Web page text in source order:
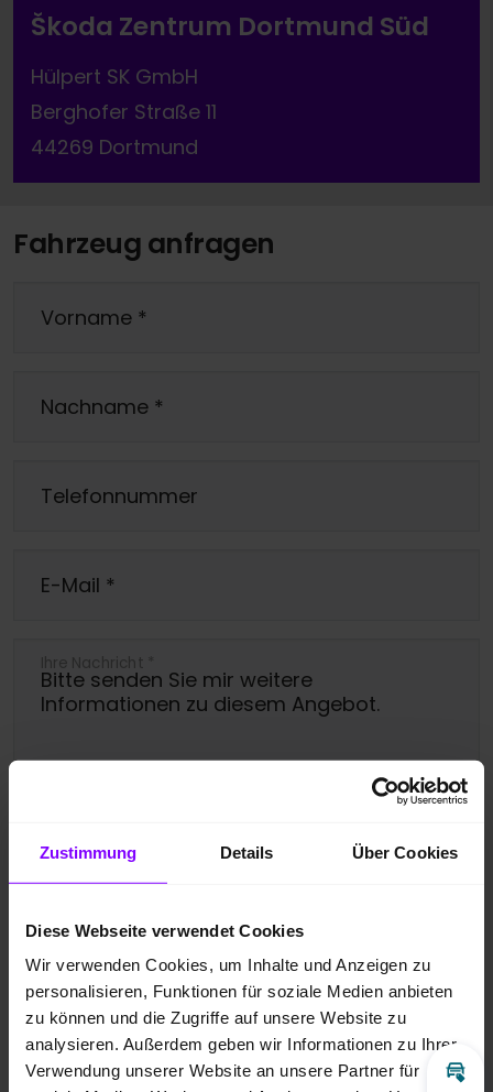
Zustimmung Details Über Cookies
Diese Webseite verwendet Cookies
Wir verwenden Cookies, um Inhalte und Anzeigen zu
personalisieren, Funktionen für soziale Medien anbieten
zu können und die Zugriffe auf unsere Website zu
analysieren. Außerdem geben wir Informationen zu Ihrer
Verwendung unserer Website an unsere Partner für
Škoda Zentrum Dortmund Süd
Hülpert SK GmbH
Berghofer Straße 11
44269 Dortmund
Fahrzeug anfragen
Vorname *
Nachname *
Telefonnummer
E-Mail *
Ihre Nachricht *
Ja, bitte melden Sie mich für den
Ich bin damit einverstanden, dass die
übermittelten Daten entsprechend der
Datenschutzbestimmungengespeichert
und verarbeitet werden dürfen. Zudem
gebe ich meine Zustimmung über die